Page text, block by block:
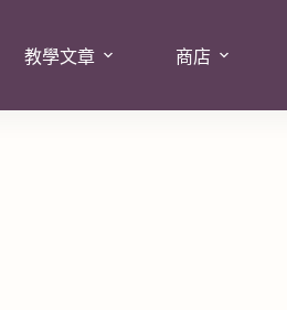
教學文章 商店